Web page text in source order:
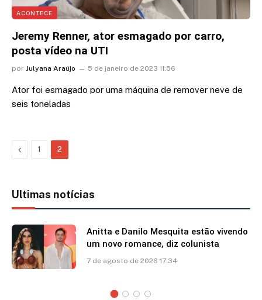
ACONTECE
Jeremy Renner, ator esmagado por carro,
posta vídeo na UTI
por Julyana Araújo 5 de janeiro de 2023 11:56
Ator foi esmagado por uma máquina de remover neve de
seis toneladas
Previous
1 2
Ultimas notícias
Anitta e Danilo Mesquita estão vivendo
um novo romance, diz colunista
7 de agosto de 2026 17:34